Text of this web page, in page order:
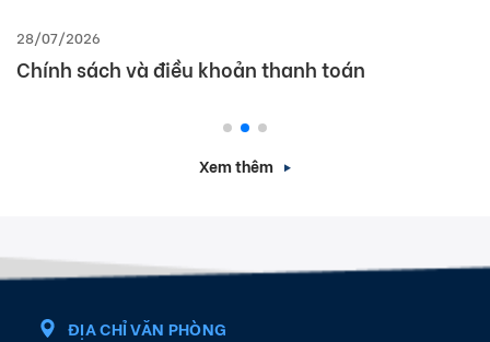
28/07/2026
Chính sách và điều khoản thanh toán
Xem thêm
ĐỊA CHỈ VĂN PHÒNG